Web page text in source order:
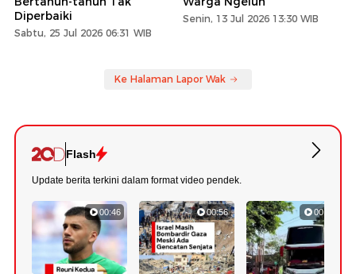
Diperbaiki
Sabtu, 25 Jul 2026 06:31 WIB
Senin, 13 Jul 2026 13:30 WIB
Ke Halaman Lapor Wak
Flash
Update berita terkini dalam format video pendek.
00:46 00:56 00:57